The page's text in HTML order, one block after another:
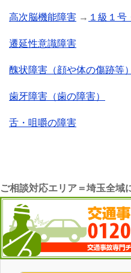
高次脳機能障害 → １級１号
遷延性意識障害
醜状障害（顔や体の傷跡等）
歯牙障害（歯の障害）
舌・咀嚼の障害
ご相談対応エリア＝埼玉全域